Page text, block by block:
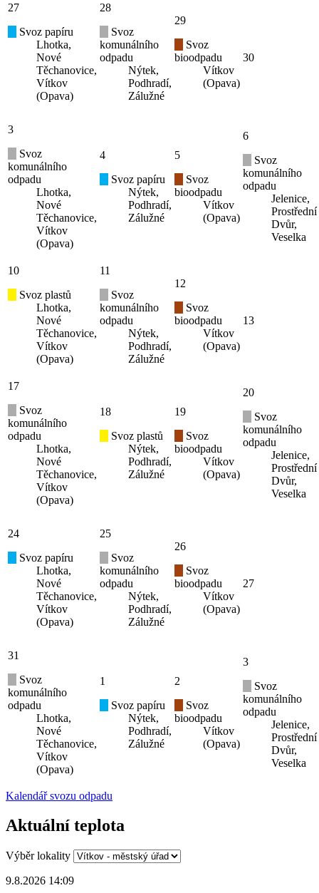
27
Svoz papíru
Lhotka,
Nové
Těchanovice,
Vítkov
(Opava)
28
Svoz
komunálního
odpadu
Nýtek,
Podhradí,
Zálužné
29
Svoz
bioodpadu
Vítkov
(Opava)
30
3
Svoz
komunálního
odpadu
Lhotka,
Nové
Těchanovice,
Vítkov
(Opava)
4
Svoz papíru
Nýtek,
Podhradí,
Zálužné
5
Svoz
bioodpadu
Vítkov
(Opava)
6
Svoz
komunálního
odpadu
Jelenice,
Prostřední
Dvůr,
Veselka
10
Svoz plastů
Lhotka,
Nové
Těchanovice,
Vítkov
(Opava)
11
Svoz
komunálního
odpadu
Nýtek,
Podhradí,
Zálužné
12
Svoz
bioodpadu
Vítkov
(Opava)
13
17
Svoz
komunálního
odpadu
Lhotka,
Nové
Těchanovice,
Vítkov
(Opava)
18
Svoz plastů
Nýtek,
Podhradí,
Zálužné
19
Svoz
bioodpadu
Vítkov
(Opava)
20
Svoz
komunálního
odpadu
Jelenice,
Prostřední
Dvůr,
Veselka
24
Svoz papíru
Lhotka,
Nové
Těchanovice,
Vítkov
(Opava)
25
Svoz
komunálního
odpadu
Nýtek,
Podhradí,
Zálužné
26
Svoz
bioodpadu
Vítkov
(Opava)
27
31
Svoz
komunálního
odpadu
Lhotka,
Nové
Těchanovice,
Vítkov
(Opava)
1
Svoz papíru
Nýtek,
Podhradí,
Zálužné
2
Svoz
bioodpadu
Vítkov
(Opava)
3
Svoz
komunálního
odpadu
Jelenice,
Prostřední
Dvůr,
Veselka
Kalendář svozu odpadu
Aktuální teplota
Výběr lokality
9.8.2026 14:09